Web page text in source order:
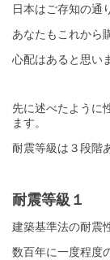
日本はご存知の通
あなたもこれから
心配はあると思い
先に述べたように
ます。
耐震等級は３段階
耐震等級１
建築基準法の耐震
数百年に一度程度